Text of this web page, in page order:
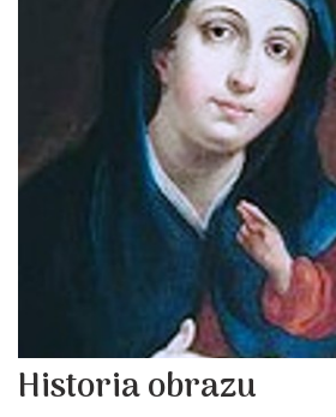
Historia obrazu